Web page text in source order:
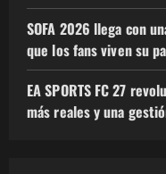
SOFA 2026 llega con
que los fans viven su
EA SPORTS FC 27
más reales y una